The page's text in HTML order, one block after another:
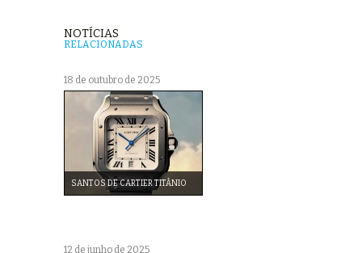
NOTÍCIAS
RELACIONADAS
18 de outubro de 2025
SANTOS DE CARTIER TITÂNIO
12 de junho de 2025